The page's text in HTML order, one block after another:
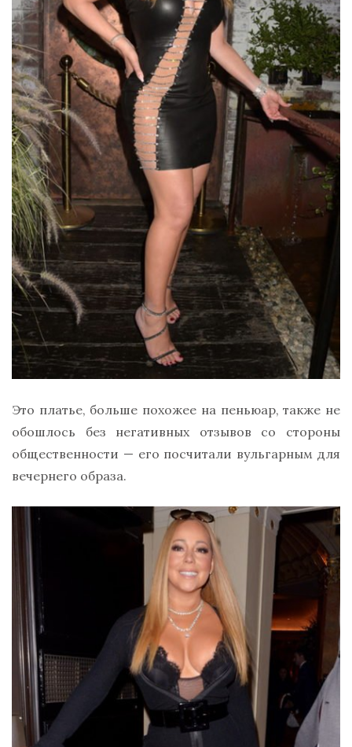
Это платье, больше похожее на пеньюар, также не
обошлось без негативных отзывов со стороны
общественности — его посчитали вульгарным для
вечернего образа.